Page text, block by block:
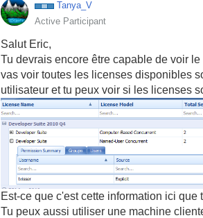
Tanya_V
Active Participant
Salut Eric,
Tu devrais encore être capable de voir
vas voir toutes les licenses disponibles
utilisateur et tu peux voir si les licenses
Est-ce que c'est cette information ici que
Tu peux aussi utiliser une machine